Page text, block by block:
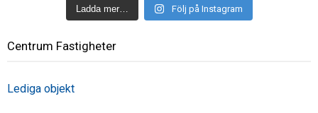
Ladda mer… Följ på Instagram
Centrum Fastigheter
Lediga objekt